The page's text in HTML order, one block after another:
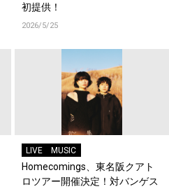
初提供！
2026/5/25
LIVE MUSIC
Homecomings、東名阪クアト
ロツアー開催決定！対バンゲス